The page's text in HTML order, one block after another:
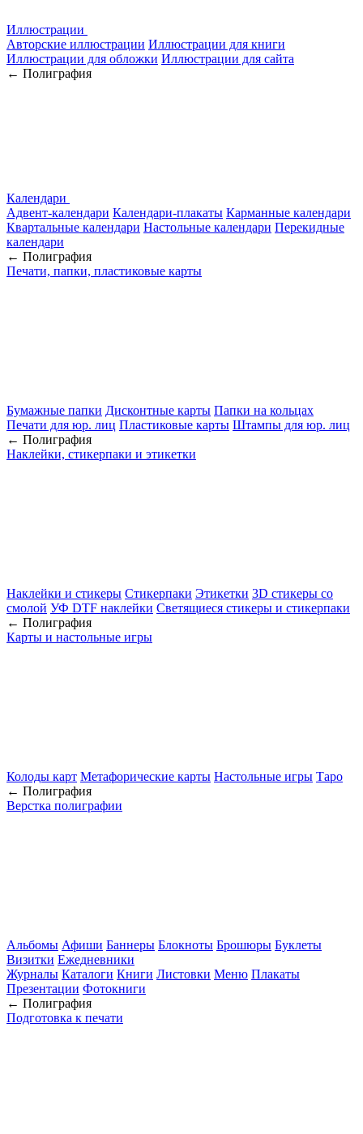
Иллюстрации
Авторские иллюстрации Иллюстрации для книги
Иллюстрации для обложки Иллюстрации для сайта
← Полиграфия
Календари
Адвент-календари Календари-плакаты Карманные календари
Квартальные календари Настольные календари Перекидные
календари
← Полиграфия
Печати, папки, пластиковые карты
Бумажные папки Дисконтные карты Папки на кольцах
Печати для юр. лиц Пластиковые карты Штампы для юр. лиц
← Полиграфия
Наклейки, стикерпаки и этикетки
Наклейки и стикеры Стикерпаки Этикетки 3D стикеры со
смолой УФ DTF наклейки Светящиеся стикеры и стикерпаки
← Полиграфия
Карты и настольные игры
Колоды карт Метафорические карты Настольные игры Таро
← Полиграфия
Верстка полиграфии
Альбомы Афиши Баннеры Блокноты Брошюры Буклеты
Визитки Ежедневники
Журналы Каталоги Книги Листовки Меню Плакаты
Презентации Фотокниги
← Полиграфия
Подготовка к печати